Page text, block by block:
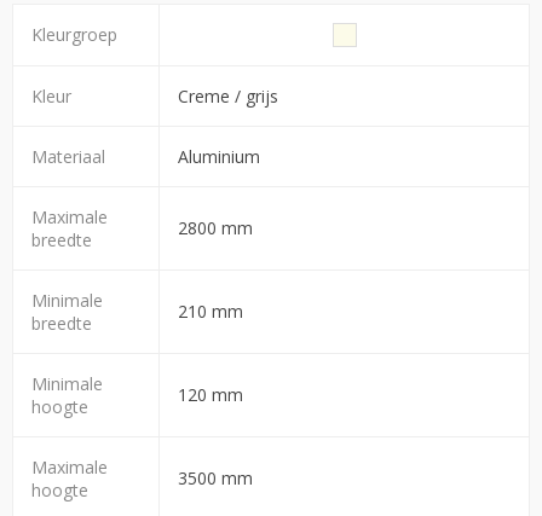
Kleurgroep
Kleur Creme / grijs
Materiaal Aluminium
Maximale
breedte
2800 mm
Minimale
breedte
210 mm
Minimale
hoogte
120 mm
Maximale
hoogte
3500 mm